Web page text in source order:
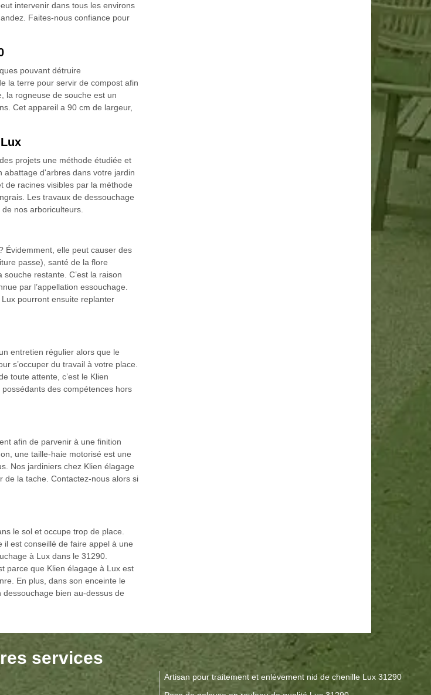
intervenir dans tous les environs
Faites-nous confiance pour
pouvant détruire
la terre pour servir de compost afin
la rogneuse de souche est un
Cet appareil a 90 cm de largeur,
projets une méthode étudiée et
abattage d'arbres dans votre jardin
de racines visibles par la méthode
Les travaux de dessouchage
nos arboriculteurs.
Évidemment, elle peut causer des
passe), santé de la flore
restante. C’est la raison
par l’appellation essouchage.
pourront ensuite replanter
entretien régulier alors que le
s’occuper du travail à votre place.
toute attente, c’est le Klien
des compétences hors
afin de parvenir à une finition
une taille-haie motorisé est une
Nos jardiniers chez Klien élagage
de la tache. Contactez-nous alors si
le sol et occupe trop de place.
il est conseillé de faire appel à une
à Lux dans le 31290.
parce que Klien élagage à Lux est
En plus, dans son enceinte le
bien au-dessus de
services
Artisan pour traitement et enlèvement nid de chenille Lux 31290